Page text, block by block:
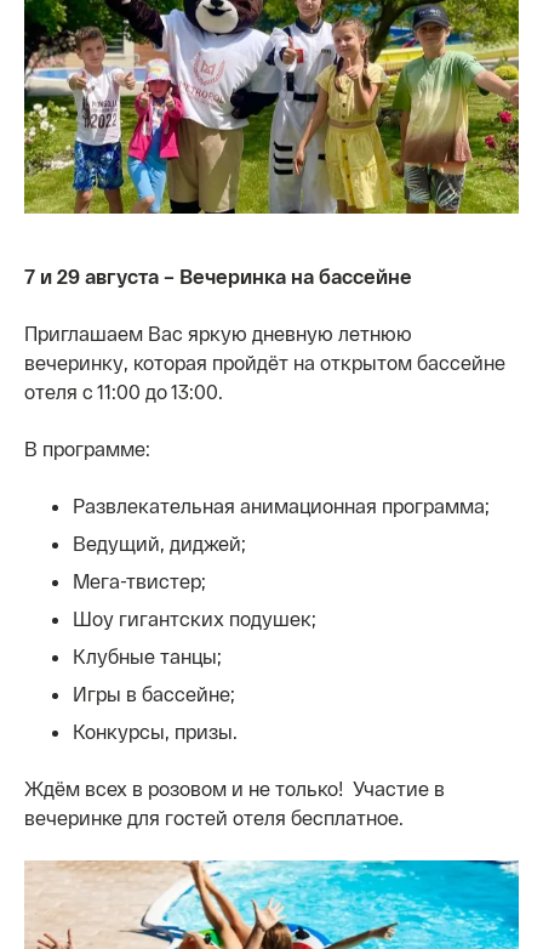
7 и 29 августа – Вечеринка на бассейне
Приглашаем Вас яркую дневную летнюю
вечеринку, которая пройдёт на открытом бассейне
отеля с 11:00 до 13:00.
В программе:
Развлекательная анимационная программа;
Ведущий, диджей;
Мега-твистер;
Шоу гигантских подушек;
Клубные танцы;
Игры в бассейне;
Конкурсы, призы.
Ждём всех в розовом и не только! Участие в
вечеринке для гостей отеля бесплатное.